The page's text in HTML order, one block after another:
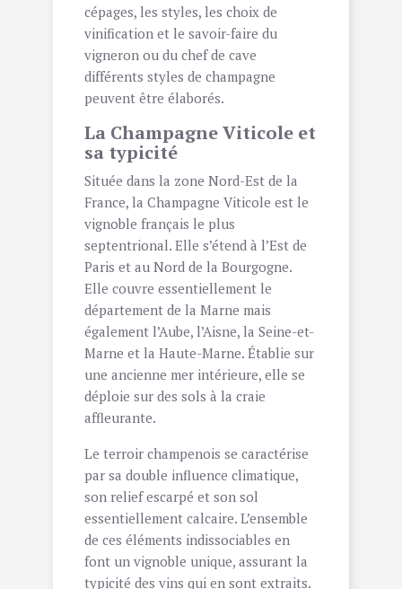
cépages, les styles, les choix de
vinification et le savoir-faire du
vigneron ou du chef de cave
différents styles de champagne
peuvent être élaborés.
La Champagne Viticole et
sa typicité
Située dans la zone Nord-Est de la
France, la Champagne Viticole est le
vignoble français le plus
septentrional. Elle s’étend à l’Est de
Paris et au Nord de la Bourgogne.
Elle couvre essentiellement le
département de la Marne mais
également l’Aube, l’Aisne, la Seine-et-
Marne et la Haute-Marne. Établie sur
une ancienne mer intérieure, elle se
déploie sur des sols à la craie
affleurante.
Le terroir champenois se caractérise
par sa double influence climatique,
son relief escarpé et son sol
essentiellement calcaire. L’ensemble
de ces éléments indissociables en
font un vignoble unique, assurant la
typicité des vins qui en sont extraits.